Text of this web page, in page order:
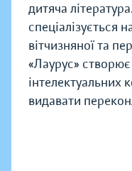
дитяча
спеціалізується
вітчизняної та
«Лаурус»
інтелектуальних
видавати